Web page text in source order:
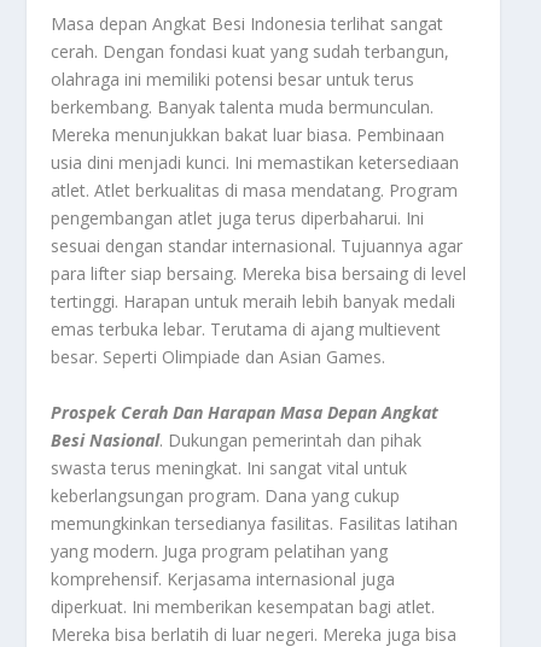
Masa depan Angkat Besi Indonesia terlihat sangat
cerah. Dengan fondasi kuat yang sudah terbangun,
olahraga ini memiliki potensi besar untuk terus
berkembang. Banyak talenta muda bermunculan.
Mereka menunjukkan bakat luar biasa. Pembinaan
usia dini menjadi kunci. Ini memastikan ketersediaan
atlet. Atlet berkualitas di masa mendatang. Program
pengembangan atlet juga terus diperbaharui. Ini
sesuai dengan standar internasional. Tujuannya agar
para lifter siap bersaing. Mereka bisa bersaing di level
tertinggi. Harapan untuk meraih lebih banyak medali
emas terbuka lebar. Terutama di ajang multievent
besar. Seperti Olimpiade dan Asian Games.
Prospek Cerah Dan Harapan Masa Depan Angkat
Besi Nasional. Dukungan pemerintah dan pihak
swasta terus meningkat. Ini sangat vital untuk
keberlangsungan program. Dana yang cukup
memungkinkan tersedianya fasilitas. Fasilitas latihan
yang modern. Juga program pelatihan yang
komprehensif. Kerjasama internasional juga
diperkuat. Ini memberikan kesempatan bagi atlet.
Mereka bisa berlatih di luar negeri. Mereka juga bisa